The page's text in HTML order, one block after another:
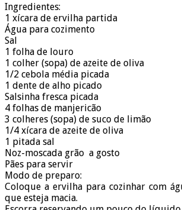
Ingredientes:
1 xícara de ervilha partida
Água para cozimento
Sal
1 folha de louro
1 colher (sopa) de azeite de oliva
1/2 cebola média picada
1 dente de alho picado
Salsinha fresca picada
4 folhas de manjericão
3 colheres (sopa) de suco de limão
1/4 xícara de azeite de oliva
1 pitada sal
Noz-moscada grão a gosto
Pães para servir
Modo de preparo:
Coloque a ervilha para cozinhar com
que esteja macia.